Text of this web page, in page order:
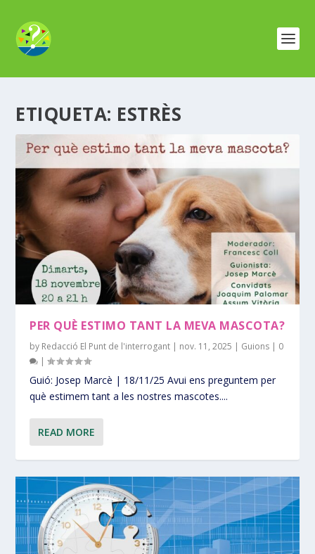
ETIQUETA: ESTRÈS
PER QUÈ ESTIMO TANT LA MEVA MASCOTA?
by Redacció El Punt de l'interrogant | nov. 11, 2025 | Guions | 0
|
Guió: Josep Marcè | 18/11/25 Avui ens preguntem per
què estimem tant a les nostres mascotes....
READ MORE